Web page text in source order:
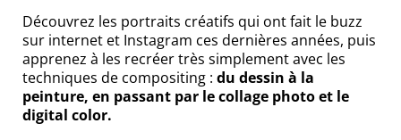
Découvrez les portraits créatifs qui ont fait le buzz
sur internet et Instagram ces dernières années, puis
apprenez à les recréer très simplement avec les
techniques de compositing : du dessin à la
peinture, en passant par le collage photo et le
digital color.